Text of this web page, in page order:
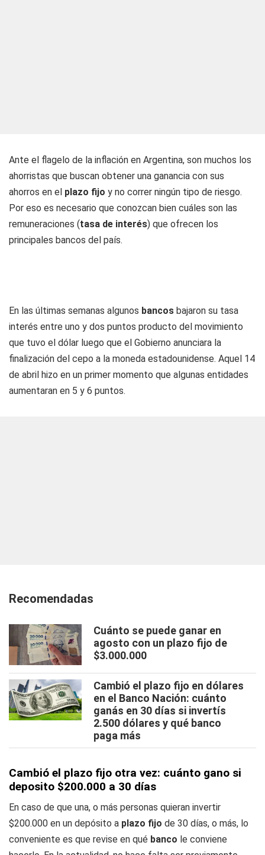
Ante el flagelo de la inflación en Argentina, son muchos los
ahorristas que buscan obtener una ganancia con sus
ahorros en el plazo fijo y no correr ningún tipo de riesgo.
Por eso es necesario que conozcan bien cuáles son las
remuneraciones (tasa de interés) que ofrecen los
principales bancos del país.
En las últimas semanas algunos bancos bajaron su tasa
interés entre uno y dos puntos producto del movimiento
que tuvo el dólar luego que el Gobierno anunciara la
finalización del cepo a la moneda estadounidense. Aquel 14
de abril hizo en un primer momento que algunas entidades
aumentaran en 5 y 6 puntos.
Recomendadas
Cuánto se puede ganar en
agosto con un plazo fijo de
$3.000.000
Cambió el plazo fijo en dólares
en el Banco Nación: cuánto
ganás en 30 días si invertís
2.500 dólares y qué banco
paga más
Cambió el plazo fijo otra vez: cuánto gano si
deposito $200.000 a 30 días
En caso de que una, o más personas quieran invertir
$200.000 en un depósito a plazo fijo de 30 días, o más, lo
conveniente es que revise en qué banco le conviene